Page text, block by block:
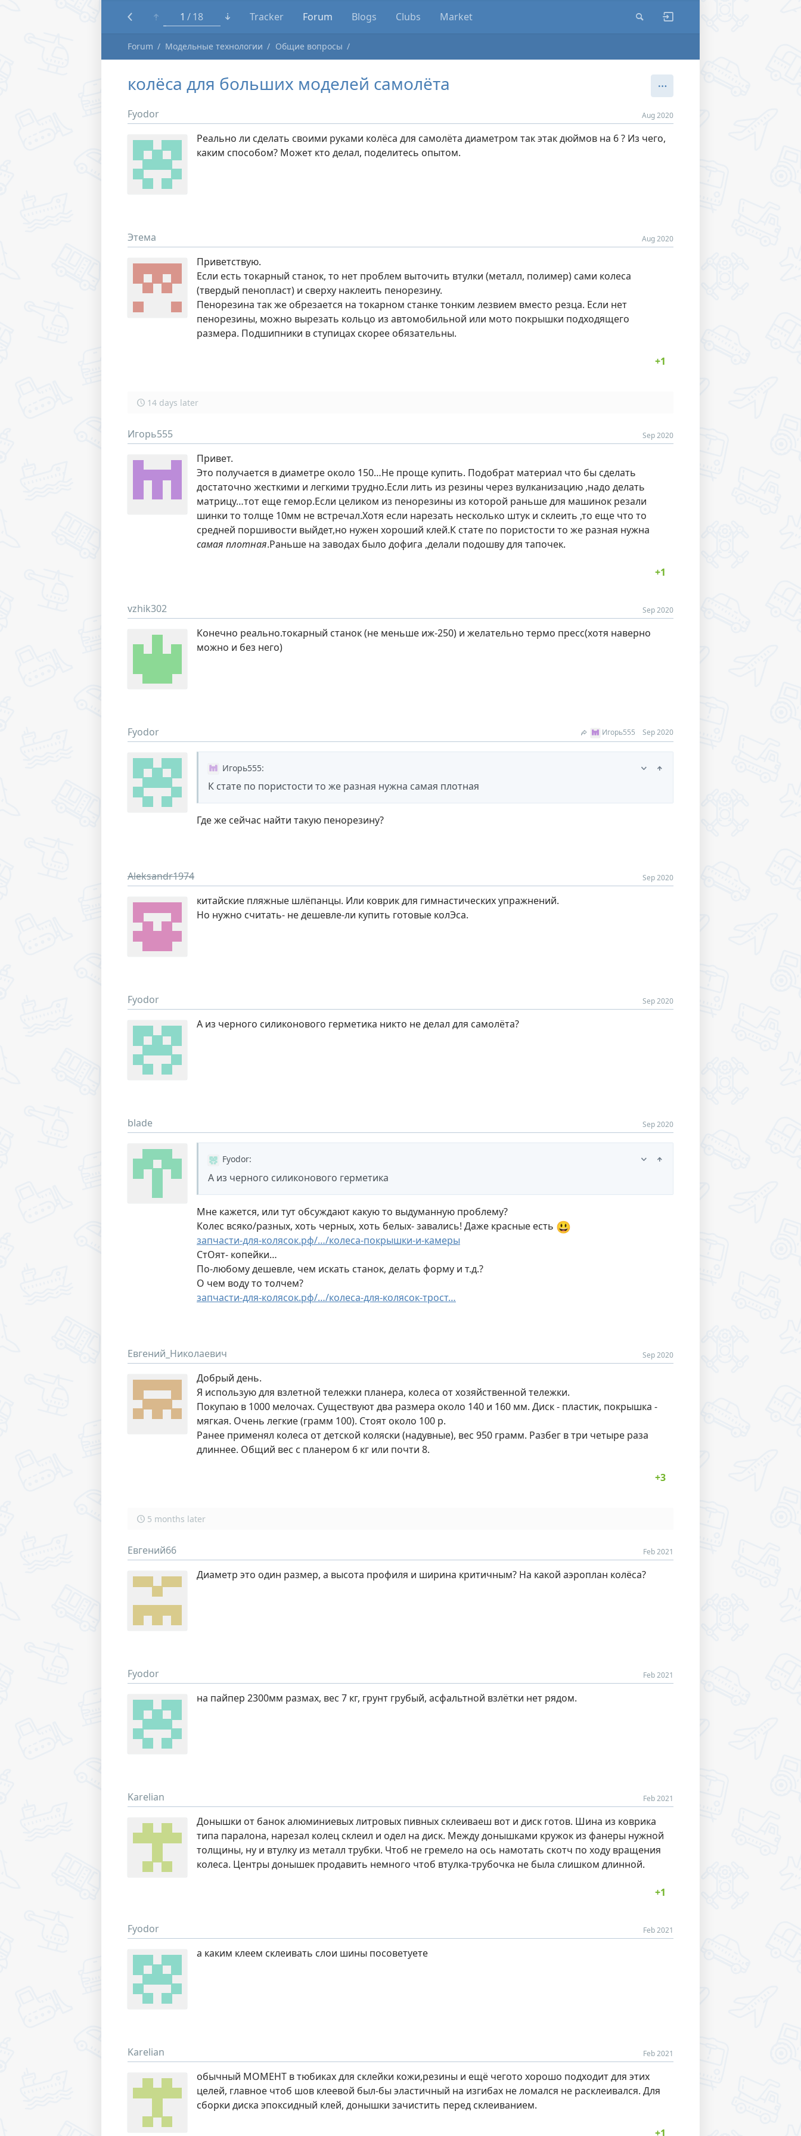
1 18 Tracker Forum Blogs Clubs Market
Forum Модельные технологии Общие вопросы
колёса для больших моделей самолёта
Fyodor Aug 2020
Реально ли сделать своими руками колёса для самолёта диаметром так этак дюймов на 6 ? Из чего,
каким способом? Может кто делал, поделитесь опытом.
Этема Aug 2020
Приветствую.
Если есть токарный станок, то нет проблем выточить втулки (металл, полимер) сами колеса
(твердый пенопласт) и сверху наклеить пенорезину.
Пенорезина так же обрезается на токарном станке тонким лезвием вместо резца. Если нет
пенорезины, можно вырезать кольцо из автомобильной или мото покрышки подходящего
размера. Подшипники в ступицах скорее обязательны.
14 days later
Игорь555 Sep 2020
Привет.
Это получается в диаметре около 150…Не проще купить. Подобрат материал что бы сделать
достаточно жесткими и легкими трудно.Если лить из резины через вулканизацию ,надо делать
матрицу…тот еще гемор.Если целиком из пенорезины из которой раньше для машинок резали
шинки то толще 10мм не встречал.Хотя если нарезать несколько штук и склеить ,то еще что то
средней поршивости выйдет,но нужен хороший клей.К стате по пористости то же разная нужна
самая плотная.Раньше на заводах было дофига ,делали подошву для тапочек.
vzhik302 Sep 2020
Конечно реально.токарный станок (не меньше иж-250) и желательно термо пресс(хотя наверно
можно и без него)
Fyodor Игорь555 Sep 2020
Игорь555:
К стате по пористости то же разная нужна самая плотная
Где же сейчас найти такую пенорезину?
Aleksandr1974 Sep 2020
китайские пляжные шлёпанцы. Или коврик для гимнастических упражнений.
Но нужно считать- не дешевле-ли купить готовые колЭса.
Fyodor Sep 2020
А из черного силиконового герметика никто не делал для самолёта?
blade Sep 2020
Fyodor:
А из черного силиконового герметика
Мне кажется, или тут обсуждают какую то выдуманную проблему?
Колес всяко/разных, хоть черных, хоть белых- завались! Даже красные есть 😃
запчасти-для-колясок.рф/…/колеса-покрышки-и-камеры
СтОят- копейки…
По-любому дешевле, чем искать станок, делать форму и т.д.?
О чем воду то толчем?
запчасти-для-колясок.рф/…/колеса-для-колясок-трост…
Евгений_Николаевич Sep 2020
Добрый день.
Я использую для взлетной тележки планера, колеса от хозяйственной тележки.
Покупаю в 1000 мелочах. Существуют два размера около 140 и 160 мм. Диск - пластик, покрышка -
мягкая. Очень легкие (грамм 100). Стоят около 100 р.
Ранее применял колеса от детской коляски (надувные), вес 950 грамм. Разбег в три четыре раза
длиннее. Общий вес с планером 6 кг или почти 8.
5 months later
Евгений66 Feb 2021
Диаметр это один размер, а высота профиля и ширина критичным? На какой аэроплан колёса?
Fyodor Feb 2021
на пайпер 2300мм размах, вес 7 кг, грунт грубый, асфальтной взлётки нет рядом.
Karelian Feb 2021
Донышки от банок алюминиевых литровых пивных склеиваеш вот и диск готов. Шина из коврика
типа паралона, нарезал колец склеил и одел на диск. Между донышками кружок из фанеры нужной
толщины, ну и втулку из металл трубки. Чтоб не гремело на ось намотать скотч по ходу вращения
колеса. Центры донышек продавить немного чтоб втулка-трубочка не была слишком длинной.
Fyodor Feb 2021
а каким клеем склеивать слои шины посоветуете
Karelian Feb 2021
обычный МОМЕНТ в тюбиках для склейки кожи,резины и ещё чегото хорошо подходит для этих
целей, главное чтоб шов клеевой был-бы эластичный на изгибах не ломался не расклеивался. Для
сборки диска эпоксидный клей, донышки зачистить перед склеиванием.